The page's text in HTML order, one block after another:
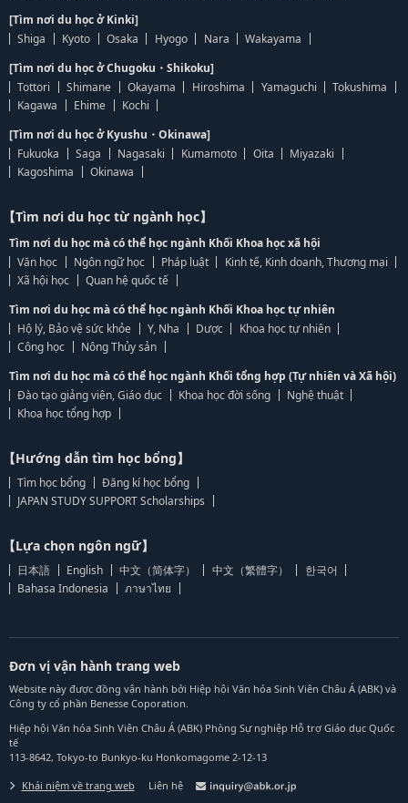
[Tìm nơi du học ở Kinki]
Shiga
Kyoto Osaka Hyogo Nara
Wakayama
[Tìm nơi du học ở Chugoku・Shikoku]
Tottori
Shimane Okayama Hiroshima Yamaguchi
Tokushima
Kagawa
Ehime
Kochi
[Tìm nơi du học ở Kyushu・Okinawa]
Fukuoka
Saga Nagasaki Kumamoto Oita
Miyazaki
Kagoshima
Okinawa
【Tìm nơi du học từ ngành học】
Tìm nơi du học mà có thể học ngành Khối Khoa học xã hội
Văn học
Ngôn ngữ học Pháp luật
Kinh tế, Kinh doanh, Thương mại
Xã hội học
Quan hệ quốc tế
Tìm nơi du học mà có thể học ngành Khối Khoa học tự nhiên
Hộ lý, Bảo vệ sức khỏe
Y, Nha Dược
Khoa học tự nhiên
Công học
Nông Thủy sản
Tìm nơi du học mà có thể học ngành Khối tổng hợp (Tự nhiên và Xã hội)
Đào tạo giảng viên, Giáo dục
Khoa học đời sống
Nghệ thuật
Khoa học tổng hợp
【Hướng dẫn tìm học bổng】
Tìm học bổng
Đăng kí học bổng
JAPAN STUDY SUPPORT Scholarships
【Lựa chọn ngôn ngữ】
日本語 English 中文（简体字） 中文（繁體字）
한국어
Bahasa Indonesia
ภาษาไทย
Đơn vị vận hành trang web
Website này được đồng vận hành bởi Hiệp hội Văn hóa Sinh Viên Châu Á (ABK) và
Công ty cổ phần Benesse Coporation.
Hiệp hội Văn hóa Sinh Viên Châu Á (ABK) Phòng Sự nghiệp Hỗ trợ Giáo dục Quốc
tế
113-8642, Tokyo-to Bunkyo-ku Honkomagome 2-12-13
Khái niệm về trang web Liên hệ